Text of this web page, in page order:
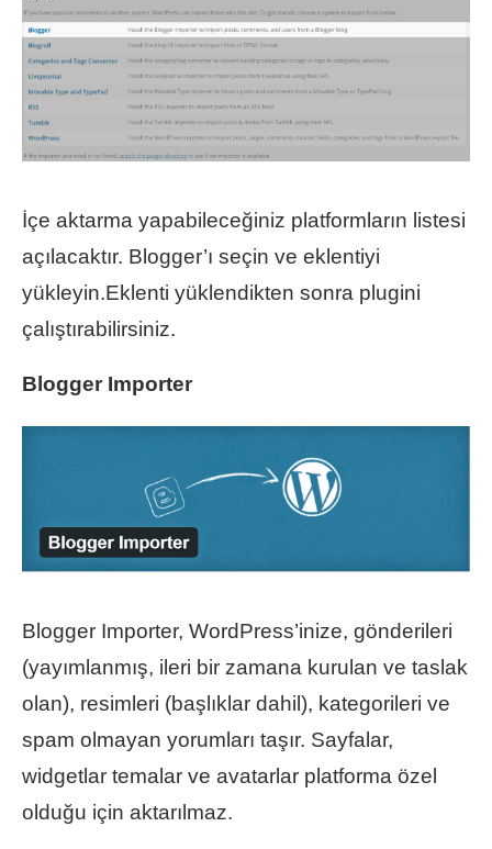
İçe aktarma yapabileceğiniz platformların listesi
açılacaktır. Blogger’ı seçin ve eklentiyi
yükleyin.Eklenti yüklendikten sonra plugini
çalıştırabilirsiniz.
Blogger Importer
Blogger Importer, WordPress’inize, gönderileri
(yayımlanmış, ileri bir zamana kurulan ve taslak
olan), resimleri (başlıklar dahil), kategorileri ve
spam olmayan yorumları taşır. Sayfalar,
widgetlar temalar ve avatarlar platforma özel
olduğu için aktarılmaz.